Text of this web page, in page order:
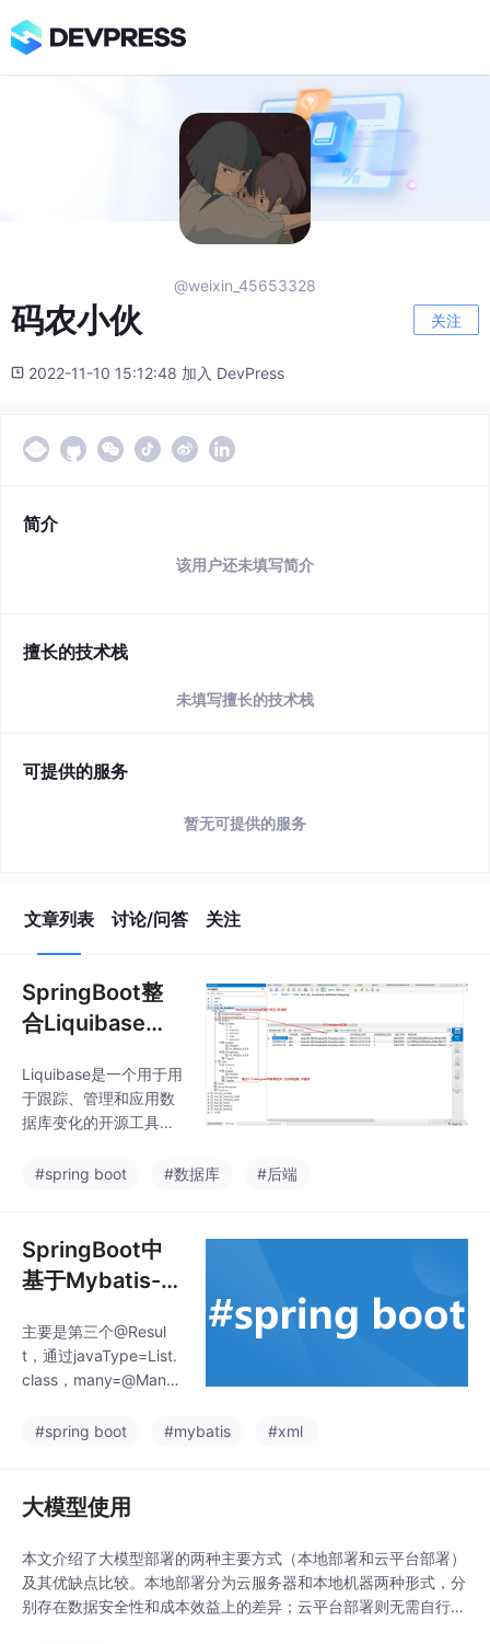
@weixin_45653328
码农小伙 关注
2022-11-10 15:12:48 加入 DevPress
简介
该用户还未填写简介
擅长的技术栈
未填写擅长的技术栈
可提供的服务
暂无可提供的服务
文章列表 讨论/问答 关注
SpringBoot整
合Liquibase对
移
Liquibase是一个用于用
于跟踪、管理和应用数
据库变化的开源工具，
og)的形式记录数据库的
改，将数据库更新或回
滚(rollback)到一致的状
态。它的目标是提供一
决方案，通过执行sche
ma类型的文件来达到迁
移。本文主要介绍Sprin
成。
#spring boot #数据库 #后端
SpringBoot中
基于Mybatis-Pl
xml，通过注解
实现）
主要是第三个@Resul
t，通过javaType=List.
class，many=@Many
性（通过CourseMappe
名的全名称，包名+类
名+方法名。@Results
注解：有个id属性，可
以理解为定义了一个方
法，可以通过id引用，
引用方式：ResultMap
#spring boot #mybatis #xml
大模型使用
本文介绍了大模型部署的两种主要方式（本地部署和云平台部署）
及其优缺点比较。本地部署分为云服务器和本地机器两种形式，分
别存在数据安全性和成本效益上的差异；云平台部署则无需自行维